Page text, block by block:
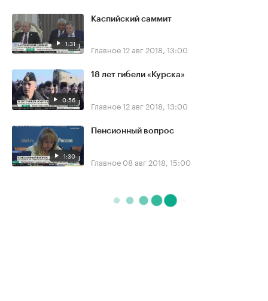
1:31
Каспийский саммит
Главное12 авг 2018, 13:00
0:56
18 лет гибели «Курска»
Главное12 авг 2018, 13:00
1:30
Пенсионный вопрос
Главное 08 авг 2018, 15:00